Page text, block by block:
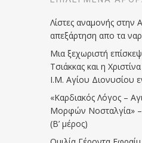
Λίστες αναμονής στην
απεξάρτηση απο τα
Μια ξεχωριστή
Τσιάκκας και η
Ι.Μ. Αγίου Διονυσίου
«Καρδιακός Λόγος –
Μορφών Νοσταλγία» –
(Β’ μέρος)